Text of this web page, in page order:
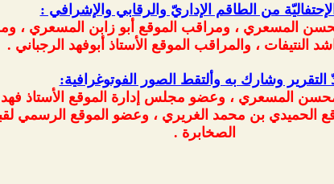
من الطاقم الإداريّ والرقابي والإشرافي :
المسعري ، ومراقب الموقع أبو زابن المسعري ،
النتيفات ، والمراقب الموقع الأستاذ أبوفهد الرجباني .
التقرير وشارك به وألتقط الصور الفوتوغرافية:
المسعري ، وعضو مجلس إدارة الموقع الأستاذ
الحميدي بن محمد الغريري ، وعضو الموقع الرسمي
الصخابرة .